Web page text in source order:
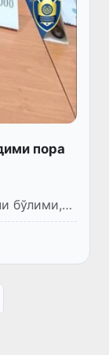
пора
бўлими,